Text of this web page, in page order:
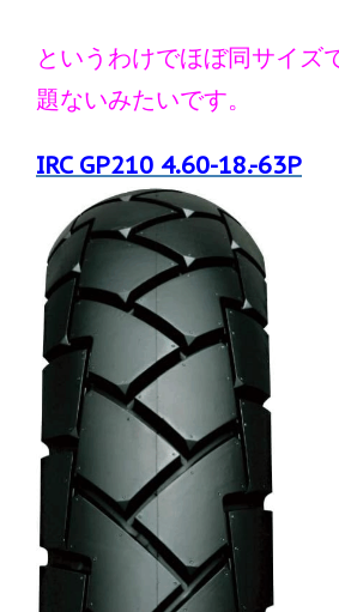
というわけでほぼ同サイズ
題ないみたいです。
IRC GP210 4.60-18.-63P